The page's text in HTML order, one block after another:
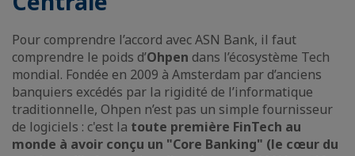
Pour comprendre l’accord avec ASN Bank, il faut
comprendre le poids d’Ohpen dans l’écosystème Tech
mondial. Fondée en 2009 à Amsterdam par d’anciens
banquiers excédés par la rigidité de l’informatique
traditionnelle, Ohpen n’est pas un simple fournisseur
de logiciels : c'est la toute première FinTech au
monde à avoir conçu un "Core Banking" (le cœur du